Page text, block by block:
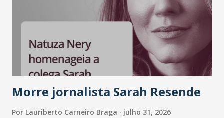
mundo fala muito e poucos entregam de verdade. O NM2B
sempre existiu para dar palco a quem constrói com
consistência, e nesta edição isso fica ainda mais claro.
Vamos reforçar que ser genuíno sustenta a confiança entre
marcas, pessoas e mercado", afirma Tamires So...
Morre jornalista Sarah Resende
Por Lauriberto Carneiro Braga julho 31, 2026